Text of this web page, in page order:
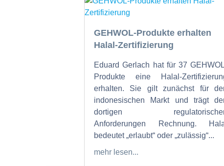
GEHWOL-Produkte erhalten
Halal-Zertifizierung
Eduard Gerlach hat für 37
Produkte eine Halal-
erhalten. Sie gilt zunächst für
indonesischen Markt und trägt
dortigen
Anforderungen Rechnung.
bedeutet „erlaubt“ oder „zulässig“...
mehr lesen...